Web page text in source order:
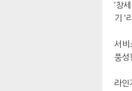
‘창
기 ‘
서비
풍성
라인